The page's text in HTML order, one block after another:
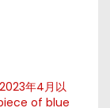
年4月以
of blue